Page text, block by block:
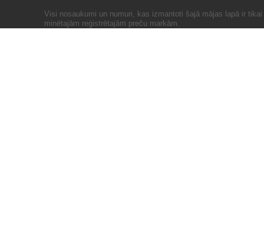
Visi nosaukumi un numuri, kas izmantoti šajā mājas lapā ir
minētajām reģistrētajām preču markām.